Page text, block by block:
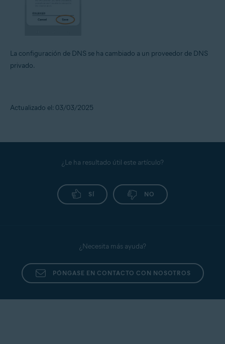
La configuración de DNS se ha cambiado a un proveedor de DNS
privado.
Actualizado el: 03/03/2025
¿Le ha resultado útil este artículo?
SÍ NO
¿Necesita más ayuda?
PÓNGASE EN CONTACTO CON NOSOTROS